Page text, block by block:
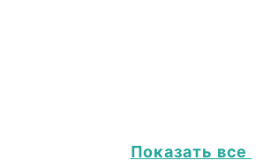
Показать все